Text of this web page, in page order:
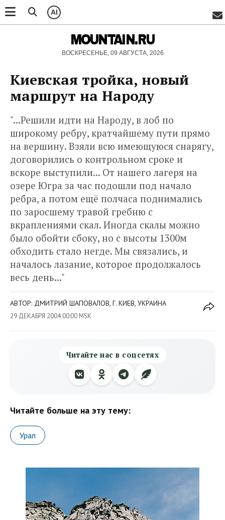
AI
MOUNTAIN.RU
ВОСКРЕСЕНЬЕ, 09 АВГУСТА, 2026
Киевская тройка, новый
маршрут на Народу
"...Решили идти на Народу, в лоб по
широкому ребру, кратчайшему пути прямо
на вершину. Взяли всю имеющуюся снарягу,
договорились о контрольном сроке и
вскоре выступили... От нашего лагеря на
озере Югра за час подошли под начало
ребра, а потом ещё полчаса поднимались
по заросшему травой гребню с
вкраплениями скал. Иногда скалы можно
было обойти сбоку, но с высоты 1300м
обходить стало негде. Мы связались, и
началось лазание, которое продолжалось
весь день..."
АВТОР: ДМИТРИЙ ШАПОВАЛОВ, Г. КИЕВ, УКРАИНА
29 ДЕКАБРЯ 2004 00:00 MSK
Читайте нас в соцсетях
Читайте больше на эту тему:
Урал